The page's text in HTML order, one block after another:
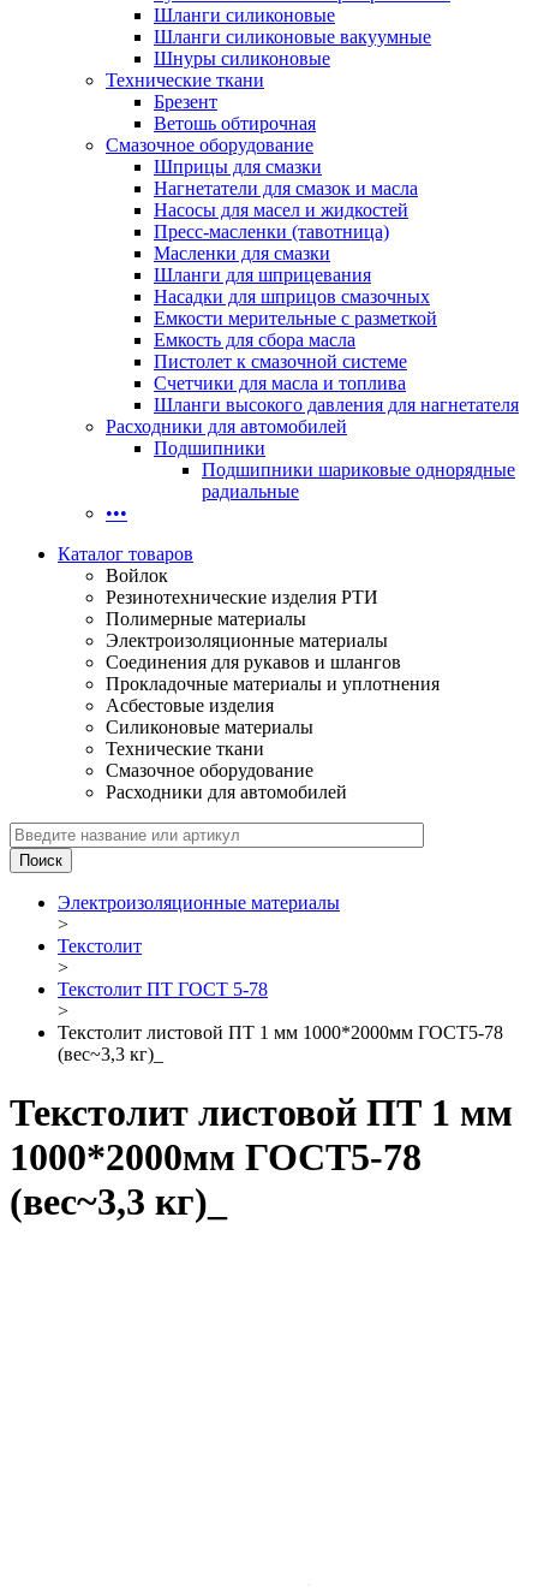
Шланги силиконовые
Шланги силиконовые вакуумные
Шнуры силиконовые
Технические ткани
Брезент
Ветошь обтирочная
Смазочное оборудование
Шприцы для смазки
Нагнетатели для смазок и масла
Насосы для масел и жидкостей
Пресс-масленки (тавотница)
Масленки для смазки
Шланги для шприцевания
Насадки для шприцов смазочных
Емкости мерительные с разметкой
Емкость для сбора масла
Пистолет к смазочной системе
Счетчики для масла и топлива
Шланги высокого давления для нагнетателя
Расходники для автомобилей
Подшипники
Подшипники шариковые однорядные
радиальные
•••
Каталог товаров
Войлок
Резинотехнические изделия РТИ
Полимерные материалы
Электроизоляционные материалы
Соединения для рукавов и шлангов
Прокладочные материалы и уплотнения
Асбестовые изделия
Силиконовые материалы
Технические ткани
Смазочное оборудование
Расходники для автомобилей
Электроизоляционные материалы
>
Текстолит
>
Текстолит ПТ ГОСТ 5-78
>
Текстолит листовой ПТ 1 мм 1000*2000мм ГОСТ5-78
(вес~3,3 кг)_
Текстолит листовой ПТ 1 мм
1000*2000мм ГОСТ5-78
(вес~3,3 кг)_